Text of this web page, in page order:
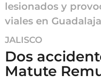
lesionados y
viales en
1
m
e
s
JALISCO
Dos
Matute